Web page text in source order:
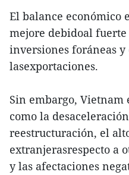
El balance económico
mejore debidoal
inversiones foráneas
lasexportaciones.
Sin embargo,
como la
reestructuración, el
extranjerasrespecto a
y las afectaciones